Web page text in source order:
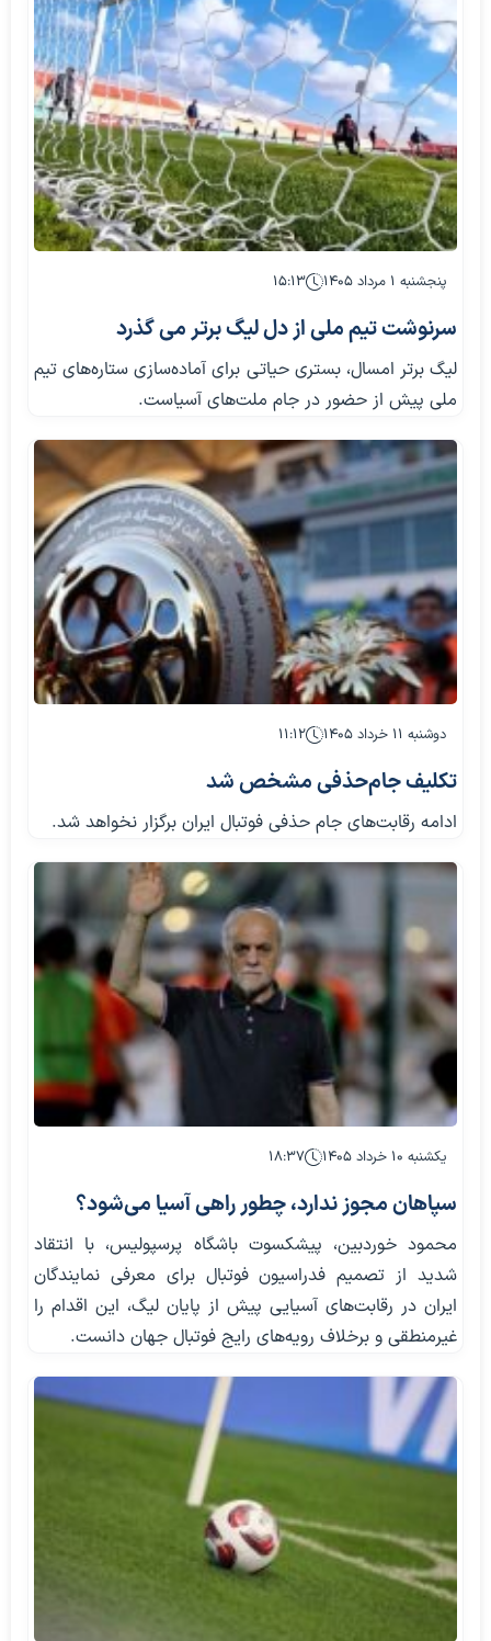
پنجشنبه ۱ مرداد ۱۴۰۵ ۱۵:۱۳
سرنوشت تیم ملی از دل لیگ برتر می گذرد
لیگ برتر امسال، بستری حیاتی برای آماده‌سازی ستاره‌های تیم
ملی پیش از حضور در جام ملت‌های آسیاست.
دوشنبه ۱۱ خرداد ۱۴۰۵ ۱۱:۱۲
تکلیف جام‌حذفی مشخص شد
ادامه رقابت‌های جام حذفی فوتبال ایران برگزار نخواهد شد.
یکشنبه ۱۰ خرداد ۱۴۰۵ ۱۸:۳۷
سپاهان مجوز ندارد، چطور راهی آسیا می‌شود؟
محمود خوردبین، پیشکسوت باشگاه پرسپولیس، با انتقاد
شدید از تصمیم فدراسیون فوتبال برای معرفی نمایندگان
ایران در رقابت‌های آسیایی پیش از پایان لیگ، این اقدام را
غیرمنطقی و برخلاف رویه‌های رایج فوتبال جهان دانست.